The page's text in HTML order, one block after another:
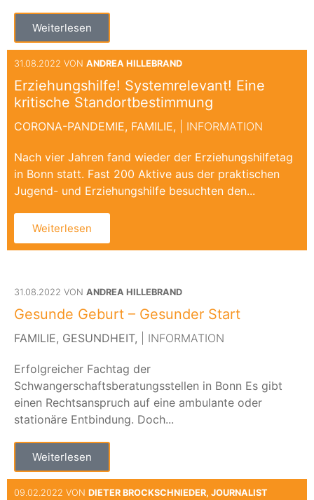
Weiterlesen
31.08.2022 VON ANDREA HILLEBRAND
Erziehungshilfe! Systemrelevant! Eine
kritische Standortbestimmung
CORONA-PANDEMIE, FAMILIE, | INFORMATION
Nach vier Jahren fand wieder der Erziehungshilfetag
in Bonn statt. Fast 200 Aktive aus der praktischen
Jugend- und Erziehungshilfe besuchten den...
Weiterlesen
31.08.2022 VON ANDREA HILLEBRAND
Gesunde Geburt – Gesunder Start
FAMILIE, GESUNDHEIT, | INFORMATION
Erfolgreicher Fachtag der
Schwangerschaftsberatungsstellen in Bonn Es gibt
einen Rechtsanspruch auf eine ambulante oder
stationäre Entbindung. Doch...
Weiterlesen
09.02.2022 VON DIETER BROCKSCHNIEDER, JOURNALIST